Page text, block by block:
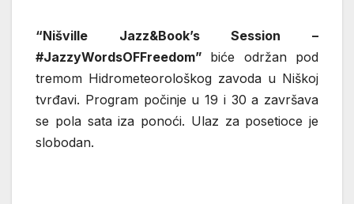
“Nišville Jazz&Book’s Session –
#JazzyWordsOFFreedom” biće održan pod
tremom Hidrometeorološkog zavoda u Niškoj
tvrđavi. Program počinje u 19 i 30 a završava
se pola sata iza ponoći. Ulaz za posetioce je
slobodan.